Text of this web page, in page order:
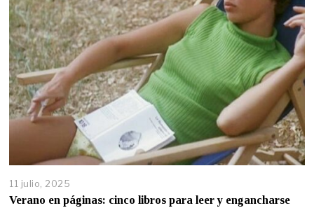
11 julio, 2025
Verano en páginas: cinco libros para leer y engancharse